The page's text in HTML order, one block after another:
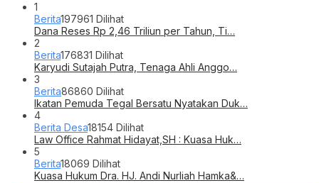
1
Berita197961 Dilihat
Dana Reses Rp 2,46 Triliun per Tahun, Ti…
2
Berita176831 Dilihat
Karyudi Sutajah Putra, Tenaga Ahli Anggo…
3
Berita86860 Dilihat
Ikatan Pemuda Tegal Bersatu Nyatakan Duk…
4
Berita Desa18154 Dilihat
Law Office Rahmat Hidayat,SH : Kuasa Huk…
5
Berita18069 Dilihat
Kuasa Hukum Dra. HJ. Andi Nurliah Hamka&…